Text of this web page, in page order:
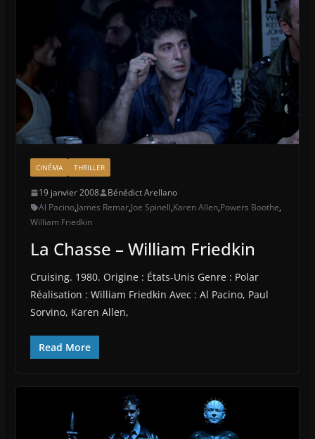
CINÉMA THRILLER
19 janvier 2008
Bénédict Arellano
Al Pacino,James Remar,Joe Spinell,Karen Allen,Powers Boothe,
William Friedkin
La Chasse – William Friedkin
Cruising. 1980. Origine : États-Unis Genre : Polar
Réalisation : William Friedkin Avec : Al Pacino, Paul
Sorvino, Karen Allen,
Read More